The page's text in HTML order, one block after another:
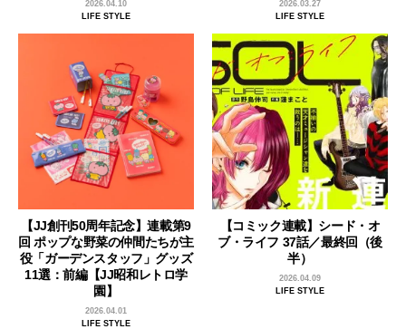
2026.04.10
LIFE STYLE
2026.03.27
LIFE STYLE
【JJ創刊50周年記念】連載第9
回 ポップな野菜の仲間たちが主
役「ガーデンスタッフ」グッズ
11選：前編【JJ昭和レトロ学
園】
2026.04.01
LIFE STYLE
【コミック連載】シード・オ
ブ・ライフ 37話／最終回（後
半）
2026.04.09
LIFE STYLE